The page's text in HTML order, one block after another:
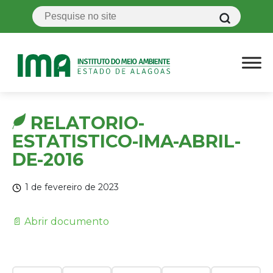
RELATORIO-
ESTATISTICO-IMA-ABRIL-
DE-2016
1 de fevereiro de 2023
📄 Abrir documento